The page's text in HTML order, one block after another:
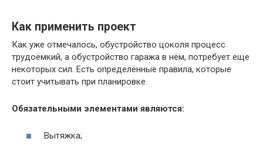
Как применить проект
Как уже отмечалось, обустройство цоколя процесс
трудоёмкий, а обустройство гаража в нём, потребует еще
некоторых сил. Есть определённые правила, которые
стоит учитывать при планировке.
Обязательными элементами являются:
Вытяжка;